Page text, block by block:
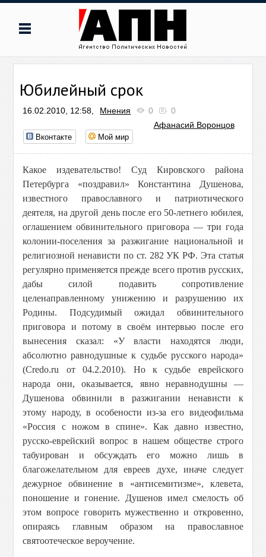
Юбилейный срок
16.02.2010, 12:58, Мнения 0
0
Афанасий Воронцов
Вконтакте Мой мир
Какое издевательство! Суд Кировского района
Петербурга «поздравил» Константина Душенова,
известного православного и патриотического
деятеля, на другой день после его 50-летнего юбилея,
оглашением обвинительного приговора — три года
колонии-поселения за разжигание национальной и
религиозной ненависти по ст. 282 УК РФ. Эта статья
регулярно применяется прежде всего против русских,
дабы силой подавить сопротивление
целенаправленному унижению и разрушению их
Родины. Подсудимый ожидал обвинительного
приговора и потому в своём интервью после его
вынесения сказал: «У власти находятся люди,
абсолютно равнодушные к судьбе русского народа»
(Credo.ru от 04.2.2010). Но к судьбе еврейского
народа они, оказывается, явно неравнодушны —
Душенова обвинили в разжигании ненависти к
этому народу, в особености из-за его видеофильма
«Россия с ножом в спине». Как давно известно,
русско-еврейский вопрос в нашем обществе строго
табуирован и обсуждать его можно лишь в
благожелательном для евреев духе, иначе следует
дежурное обвинение в «антисемитизме», клевета,
поношение и гонение. Душенов имел смелость об
этом вопросе говорить мужественно и откровенно,
опираясь главным образом на православное
святоотеческое вероучение.